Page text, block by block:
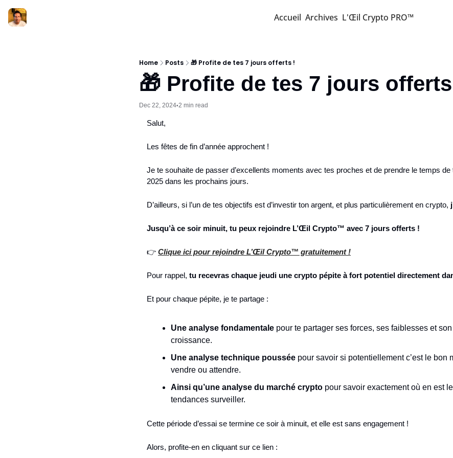
Accueil Archives L'Œil Crypto PRO™
Home Posts 🎁 Profite de tes 7 jours offerts !
🎁 Profite de tes 7 jours
Dec 22, 2024•2 min read
Salut,
Les fêtes de fin d’année approchent !
Je te souhaite de passer d’excellents moments avec tes proches et de prendre le temps
2025 dans les prochains jours.
D’ailleurs, si l’un de tes objectifs est d’investir ton argent, et plus particulièrement en crypto,
Jusqu’à ce soir minuit, tu peux rejoindre L’Œil Crypto™ avec 7 jours offerts !
👉 Clique ici pour rejoindre L’Œil Crypto™ gratuitement !
Pour rappel, tu recevras chaque jeudi une crypto pépite à fort potentiel directement
Et pour chaque pépite, je te partage :
Une analyse fondamentale pour te partager ses forces, ses faiblesses et
croissance.
Une analyse technique poussée pour savoir si potentiellement c’est le bon
vendre ou attendre.
Ainsi qu’une analyse du marché crypto pour savoir exactement où en est
tendances surveiller.
Cette période d’essai se termine ce soir à minuit, et elle est sans engagement !
Alors, profite-en en cliquant sur ce lien :